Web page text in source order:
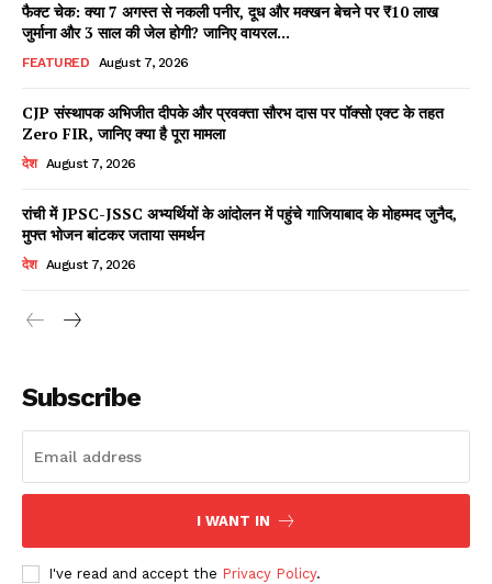
Facebook
X WhatsApp
Share
Read Latest News on AIN
फैक्ट चेक: क्या 7 अगस्त से नकली पनीर, दूध और मक्खन बेचने पर ₹10 लाख
जुर्माना और 3 साल की जेल होगी? जानिए वायरल...
FEATURED August 7, 2026
CJP संस्थापक अभिजीत दीपके और प्रवक्ता सौरभ दास पर पॉक्सो एक्ट के तहत
Zero FIR, जानिए क्या है पूरा मामला
देश August 7, 2026
रांची में JPSC-JSSC अभ्यर्थियों के आंदोलन में पहुंचे गाजियाबाद के मोहम्मद जुनैद,
मुफ्त भोजन बांटकर जताया समर्थन
देश August 7, 2026
Subscribe
I WANT IN
I've read and accept the Privacy Policy.